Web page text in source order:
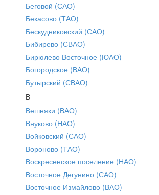
Беговой (САО)
Бекасово (ТАО)
Бескудниковский (САО)
Бибирево (СВАО)
Бирюлево Восточное (ЮАО)
Богородское (ВАО)
Бутырский (СВАО)
В
Вешняки (ВАО)
Внуково (НАО)
Войковский (САО)
Вороново (ТАО)
Воскресенское поселение (НАО)
Восточное Дегунино (САО)
Восточное Измайлово (ВАО)